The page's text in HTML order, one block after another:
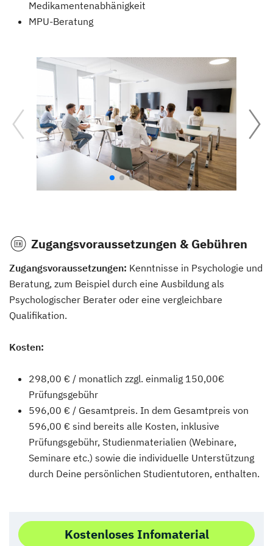
Medikamentenabhänigkeit
MPU-Beratung
Zugangsvoraussetzungen & Gebühren
Zugangsvoraussetzungen: Kenntnisse in Psychologie und
Beratung, zum Beispiel durch eine Ausbildung als
Psychologischer Berater oder eine vergleichbare
Qualifikation.
Kosten:
298,00 € / monatlich zzgl. einmalig 150,00€
Prüfungsgebühr
596,00 € / Gesamtpreis. In dem Gesamtpreis von
596,00 € sind bereits alle Kosten, inklusive
Prüfungsgebühr, Studienmaterialien (Webinare,
Seminare etc.) sowie die individuelle Unterstützung
durch Deine persönlichen Studientutoren, enthalten.
Kostenloses Infomaterial